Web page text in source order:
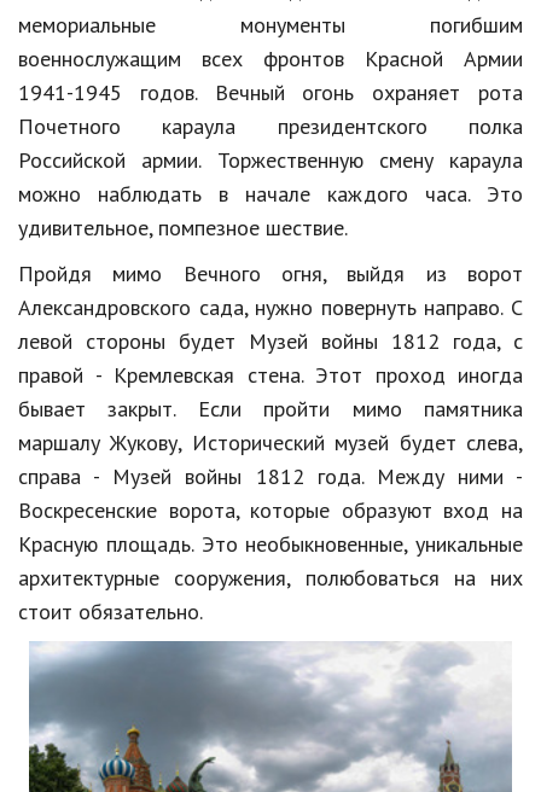
мемориальные монументы погибшим
военнослужащим всех фронтов Красной Армии
1941-1945 годов. Вечный огонь охраняет рота
Почетного караула президентского полка
Российской армии. Торжественную смену караула
можно наблюдать в начале каждого часа. Это
удивительное, помпезное шествие.
Пройдя мимо Вечного огня, выйдя из ворот
Александровского сада, нужно повернуть направо. С
левой стороны будет Музей войны 1812 года, с
правой - Кремлевская стена. Этот проход иногда
бывает закрыт. Если пройти мимо памятника
маршалу Жукову, Исторический музей будет слева,
справа - Музей войны 1812 года. Между ними -
Воскресенские ворота, которые образуют вход на
Красную площадь. Это необыкновенные, уникальные
архитектурные сооружения, полюбоваться на них
стоит обязательно.